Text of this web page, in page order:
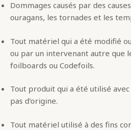
Dommages causés par des
ouragans, les tornades et les
Tout matériel qui a été modifié
ou par un intervenant autre que
foilboards ou Codefoils.
Tout produit qui a été utilisé
pas d’origine.
Tout matériel utilisé à des fins